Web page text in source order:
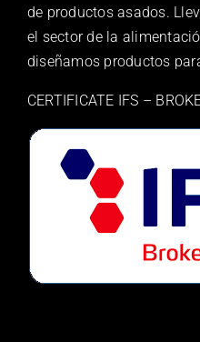
de productos asados.
el sector de la
diseñamos productos
CERTIFICATE IFS –